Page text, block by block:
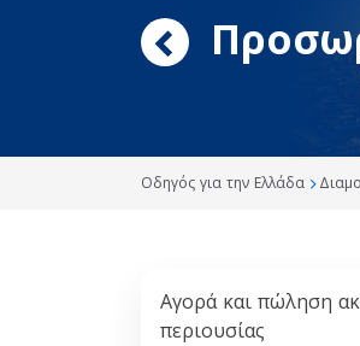
Οδηγός για την Ελλάδα
Αγορά και πώληση
περιουσίας